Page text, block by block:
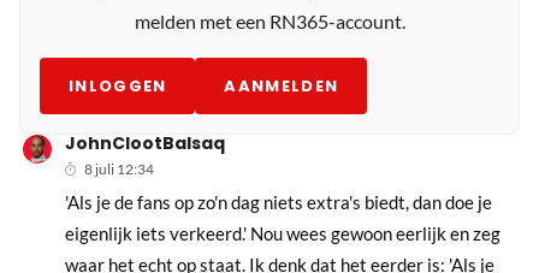
melden met een RN365-account.
INLOGGEN AANMELDEN
JohnClootBalsaq
8 juli 12:34
'Als je de fans op zo'n dag niets extra's biedt, dan doe je
eigenlijk iets verkeerd.' Nou wees gewoon eerlijk en zeg
waar het echt op staat. Ik denk dat het eerder is: 'Als je